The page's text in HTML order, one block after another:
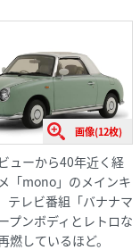
画像(12枚)
ューから40年近く経
「mono」のメインキ
テレビ番組「バナナマ
プンボディとレトロな
しているほど。